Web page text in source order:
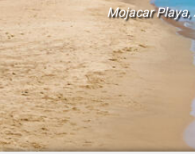
Mojacar Playa,